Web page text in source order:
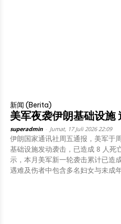
新闻 (Berita)
美军夜袭伊朗基础设施
superadmin Jumat, 17 Juli 2026 22:09
伊朗国家通讯社周五通报，美军于
基础设施发动袭击，已造成 8 人死亡、20 人
示，本月美军新一轮袭击累计已造
遇难及伤者中包含多名妇女与未成